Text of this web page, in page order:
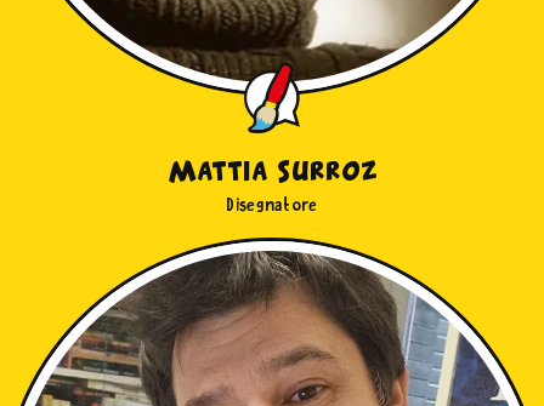
Mattia Surroz
Disegnatore